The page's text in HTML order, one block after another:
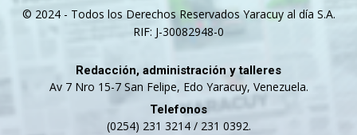
© 2024 - Todos los Derechos Reservados Yaracuy al día S.A.
RIF: J-30082948-0
Redacción, administración y talleres
Av 7 Nro 15-7 San Felipe, Edo Yaracuy, Venezuela.
Telefonos
(0254) 231 3214 / 231 0392.